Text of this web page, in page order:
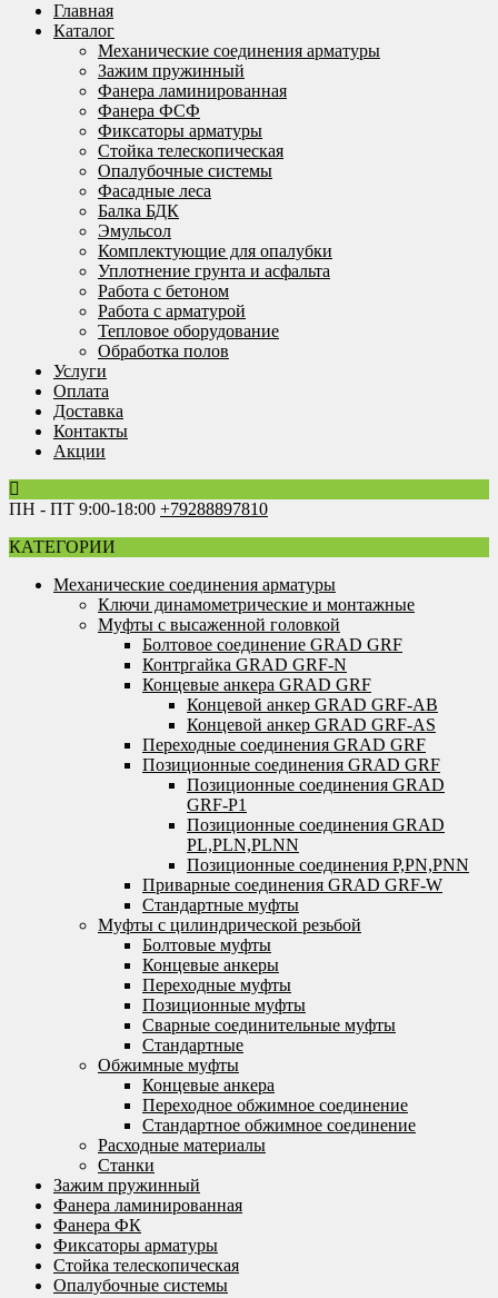
Главная
Каталог
Механические соединения арматуры
Зажим пружинный
Фанера ламинированная
Фанера ФСФ
Фиксаторы арматуры
Стойка телескопическая
Опалубочные системы
Фасадные леса
Балка БДК
Эмульсол
Комплектующие для опалубки
Уплотнение грунта и асфальта
Работа с бетоном
Работа с арматурой
Тепловое оборудование
Обработка полов
Услуги
Оплата
Доставка
Контакты
Акции
ПН - ПТ 9:00-18:00 +79288897810
КАТЕГОРИИ
Механические соединения арматуры
Ключи динамометрические и монтажные
Муфты с высаженной головкой
Болтовое соединение GRAD GRF
Контргайка GRAD GRF-N
Концевые анкера GRAD GRF
Концевой анкер GRAD GRF-AB
Концевой анкер GRAD GRF-AS
Переходные соединения GRAD GRF
Позиционные соединения GRAD GRF
Позиционные соединения GRAD
GRF-P1
Позиционные соединения GRAD
PL,PLN,PLNN
Позиционные соединения P,PN,PNN
Приварные соединения GRAD GRF-W
Стандартные муфты
Муфты с цилиндрической резьбой
Болтовые муфты
Концевые анкеры
Переходные муфты
Позиционные муфты
Сварные соединительные муфты
Стандартные
Обжимные муфты
Концевые анкера
Переходное обжимное соединение
Стандартное обжимное соединение
Расходные материалы
Станки
Зажим пружинный
Фанера ламинированная
Фанера ФК
Фиксаторы арматуры
Стойка телескопическая
Опалубочные системы